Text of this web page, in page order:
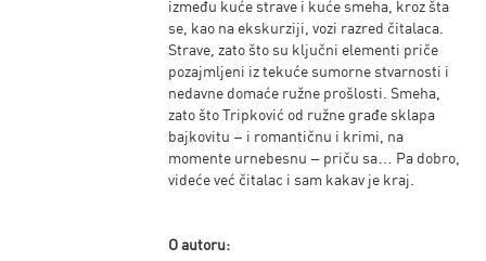
između kuće strave i kuće smeha, kroz šta
se, kao na ekskurziji, vozi razred čitalaca.
Strave, zato što su ključni elementi priče
pozajmljeni iz tekuće sumorne stvarnosti i
nedavne domaće ružne prošlosti. Smeha,
zato što Tripković od ružne građe sklapa
bajkovitu – i romantičnu i krimi, na
momente urnebesnu – priču sa… Pa dobro,
videće već čitalac i sam kakav je kraj.
O autoru: